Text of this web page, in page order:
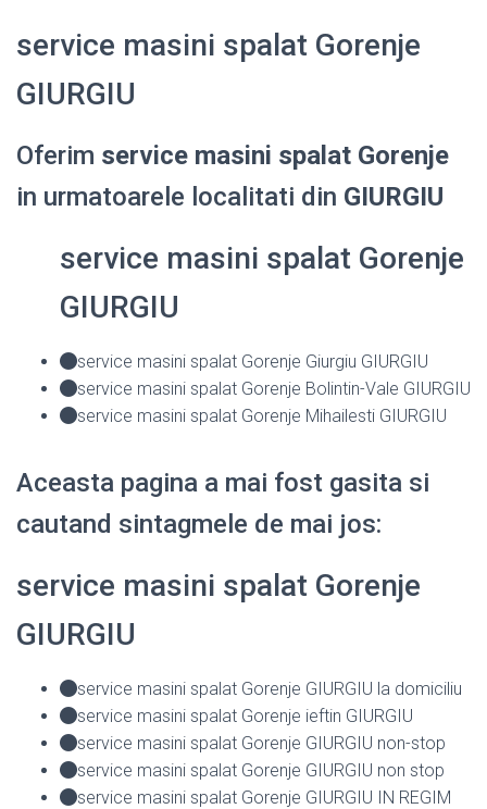
service masini spalat Gorenje
GIURGIU
Oferim service masini spalat Gorenje
in urmatoarele localitati din GIURGIU
service masini spalat Gorenje
GIURGIU
service masini spalat Gorenje Giurgiu GIURGIU
service masini spalat Gorenje Bolintin-Vale GIURGIU
service masini spalat Gorenje Mihailesti GIURGIU
Aceasta pagina a mai fost gasita si
cautand sintagmele de mai jos:
service masini spalat Gorenje
GIURGIU
service masini spalat Gorenje GIURGIU la domiciliu
service masini spalat Gorenje ieftin GIURGIU
service masini spalat Gorenje GIURGIU non-stop
service masini spalat Gorenje GIURGIU non stop
service masini spalat Gorenje GIURGIU IN REGIM